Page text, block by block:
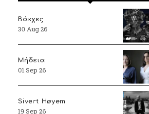
Βάκχες
30 Aug 26
Μήδεια
01 Sep 26
Sivert Høyem
19 Sep 26